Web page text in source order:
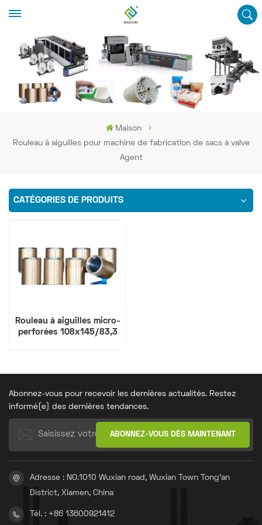
Maison
Rouleau à aiguilles pour machine de fabrication de sacs à valve
Agent
CATÉGORIES DE PRODUITS
Rouleau à aiguilles micro-
perforées 108x145/83,3
Abonnez-vous pour recevoir les dernières actualités. Restez
informé(e) des dernières tendances.
Adresse : NO.1010 Wuxian road, Wuxian Town Tong'an
District, Xiamen, China
Tél. : +86 13600921412